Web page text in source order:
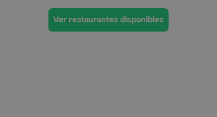
Ver restaurantes disponibles